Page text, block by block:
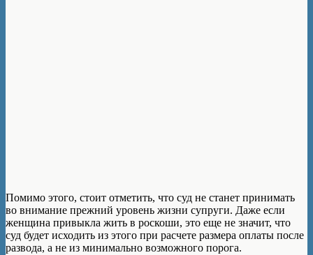
Помимо этого, стоит отметить, что суд не станет принимать
во внимание прежний уровень жизни супруги. Даже если
женщина привыкла жить в роскоши, это еще не значит, что
суд будет исходить из этого при расчете размера оплаты после
развода, а не из минимально возможного порога.